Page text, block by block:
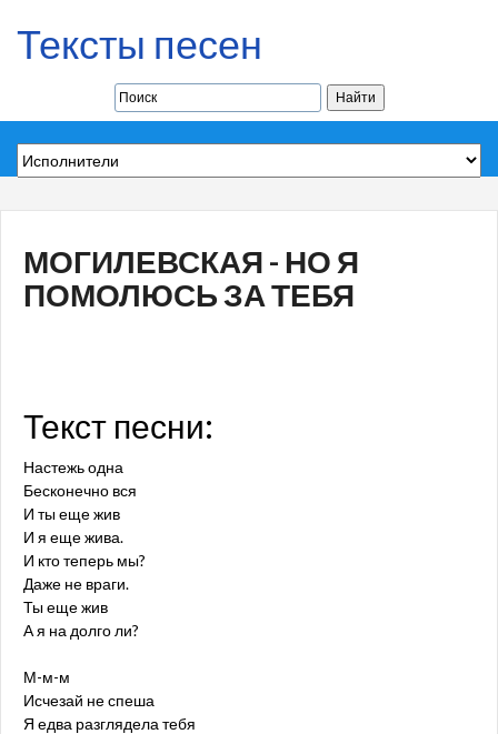
Тексты песен
МОГИЛЕВСКАЯ - НО Я
ПОМОЛЮСЬ ЗА ТЕБЯ
Текст песни:
Настежь одна
Бесконечно вся
И ты еще жив
И я еще жива.
И кто теперь мы?
Даже не враги.
Ты еще жив
А я на долго ли?
М-м-м
Исчезай не спеша
Я едва разглядела тебя